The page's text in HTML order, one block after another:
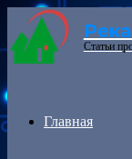
Menu Статьи
Главная